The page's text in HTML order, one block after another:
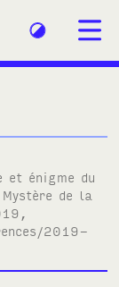
et énigme du
Mystère de la
2019-